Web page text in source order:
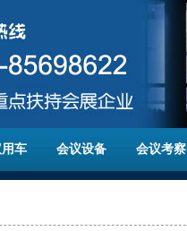
车 会议设备 会议考察